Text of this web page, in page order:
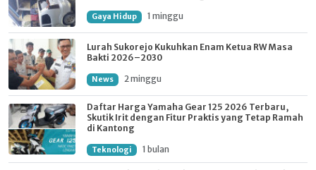
Gaya Hidup 1 minggu
Lurah Sukorejo Kukuhkan Enam Ketua RW Masa
Bakti 2026–2030
News 2 minggu
Daftar Harga Yamaha Gear 125 2026 Terbaru,
Skutik Irit dengan Fitur Praktis yang Tetap Ramah
di Kantong
Teknologi 1 bulan